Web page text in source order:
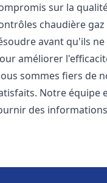
sur la
chaudière gaz
avant qu'ils
améliorer
sommes fiers de
Notre équipe
des